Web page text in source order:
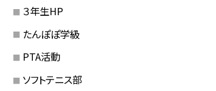
３年生HP
たんぽぽ学級
PTA活動
ソフトテニス部